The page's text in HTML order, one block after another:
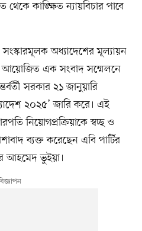
কাঙ্ক্ষিত ন্যায়বিচার পাবে
সংস্কারমূলক অধ্যাদেশের মূল্যায়ন
আয়োজিত এক সংবাদ সম্মেলনে
সরকার ২১ জানুয়ারি
২০২৫’ জারি করে। এই
নিয়োগপ্রক্রিয়াকে স্বচ্ছ ও
ব্যক্ত করেছেন এবি পার্টির
আহমেদ ভুইয়া।